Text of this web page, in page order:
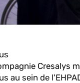
Cresalys
au sein de